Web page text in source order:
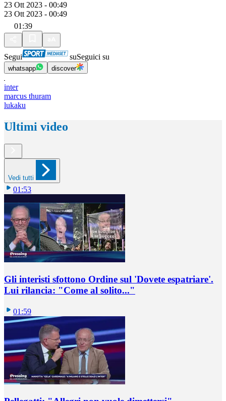
23 Ott 2023 - 00:49
23 Ott 2023 - 00:49
01:39
Segui suSeguici su
whatsapp discover
inter
marcus thuram
lukaku
Ultimi video
Vedi tutti
01:53
Gli interisti sfottono Ordine sul 'Dovete espatriare'.
Lui rilancia: "Come al solito..."
01:59